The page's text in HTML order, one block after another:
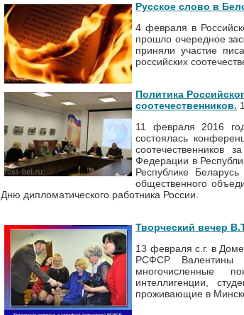
Русское слово в
4 февраля в
прошло очередное
приняли участие
российских
Политика
соотечественников.
11 февраля 2016
состоялась
соотечественников
Федерации в
Республике Беларусь
общественного
Дню дипломатического работника России.
Творческий вечер
13 февраля с.г. в
РСФСР Валентины
многочисленные
интеллигенции,
проживающие в